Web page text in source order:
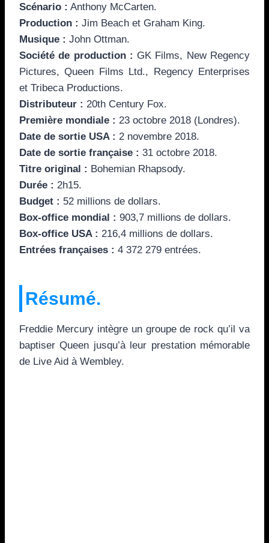
Scénario : Anthony McCarten.
Production : Jim Beach et Graham King.
Musique : John Ottman.
Société de production : GK Films, New Regency
Pictures, Queen Films Ltd., Regency Enterprises
et Tribeca Productions.
Distributeur : 20th Century Fox.
Première mondiale : 23 octobre 2018 (Londres).
Date de sortie USA : 2 novembre 2018.
Date de sortie française : 31 octobre 2018.
Titre original : Bohemian Rhapsody.
Durée : 2h15.
Budget : 52 millions de dollars.
Box-office mondial : 903,7 millions de dollars.
Box-office USA : 216,4 millions de dollars.
Entrées françaises : 4 372 279 entrées.
Résumé.
Freddie Mercury intègre un groupe de rock qu’il va
baptiser Queen jusqu’à leur prestation mémorable
de Live Aid à Wembley.